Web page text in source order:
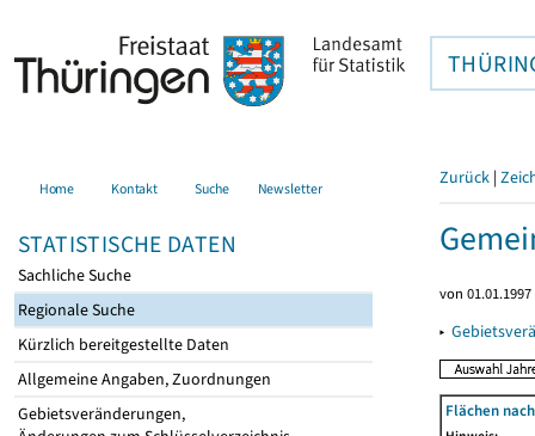
Home Kontakt Suche Newsletter
STATISTISCHE DATEN
Sachliche Suche
Regionale Suche
Kürzlich bereitgestellte Daten
Allgemeine Angaben, Zuordnungen
Gebietsveränderungen,
Zurück |
von
▸
Flächen